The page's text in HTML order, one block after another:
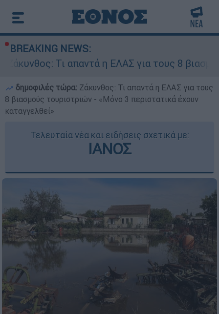
BREAKING NEWS:
απαντά η ΕΛΑΣ για τους 8 βιασμούς
δημοφιλές τώρα: Ζάκυνθος: Τι απαντά η ΕΛΑΣ για τους
8 βιασμούς τουριστριών - «Μόνο 3 περιστατικά έχουν
καταγγελθεί»
Τελευταία νέα και ειδήσεις σχετικά με:
ΙΑΝΟΣ